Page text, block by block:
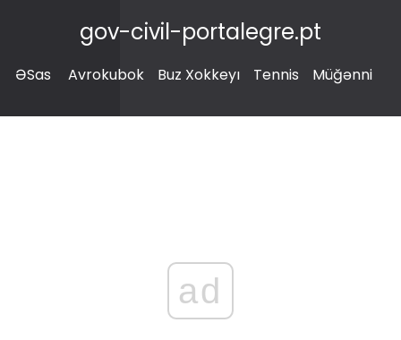
gov-civil-portalegre.pt
ƏSas Avrokubok Buz Xokkeyı Tennis Müğənni
ad